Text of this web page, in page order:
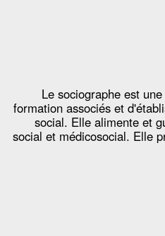
Le sociographe est
formation associés et
social. Elle alimente et
social et médicosocial. Elle